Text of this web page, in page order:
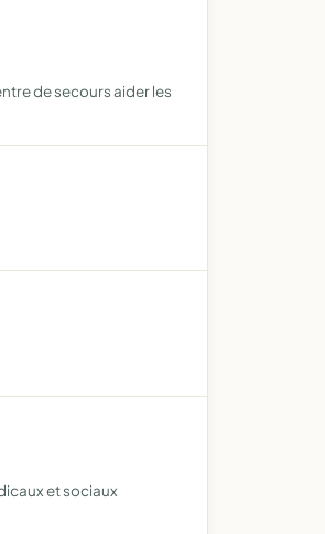
de secours aider les
et sociaux